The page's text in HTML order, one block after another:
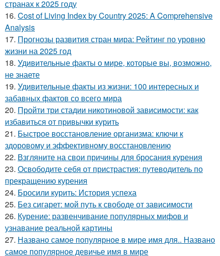
странах к 2025 году
16. Cost of Living Index by Country 2025: A Comprehensive
Analysis
17. Прогнозы развития стран мира: Рейтинг по уровню
жизни на 2025 год
18. Удивительные факты о мире, которые вы, возможно,
не знаете
19. Удивительные факты из жизни: 100 интересных и
забавных фактов со всего мира
20. Пройти три стадии никотиновой зависимости: как
избавиться от привычки курить
21. Быстрое восстановление организма: ключи к
здоровому и эффективному восстановлению
22. Взгляните на свои причины для бросания курения
23. Освободите себя от пристрастия: путеводитель по
прекращению курения
24. Бросили курить: История успеха
25. Без сигарет: мой путь к свободе от зависимости
26. Курение: развенчивание популярных мифов и
узнавание реальной картины
27. Названо самое популярное в мире имя для.. Названо
самое популярное девичье имя в мире